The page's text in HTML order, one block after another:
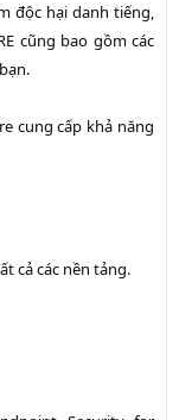
độc hại danh tiếng,
cũng bao gồm các
cung cấp khả năng
cả các nền tảng.